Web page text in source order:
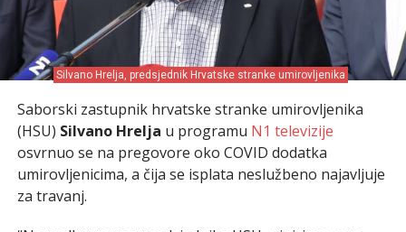
Silvano Hrelja, predsjednik Hrvatske stranke umirovljenika
Saborski zastupnik hrvatske stranke umirovljenika
(HSU) Silvano Hrelja u programu N1 televizije
osvrnuo se na pregovore oko COVID dodatka
umirovljenicima, a čija se isplata neslužbeno najavljuje
za travanj.